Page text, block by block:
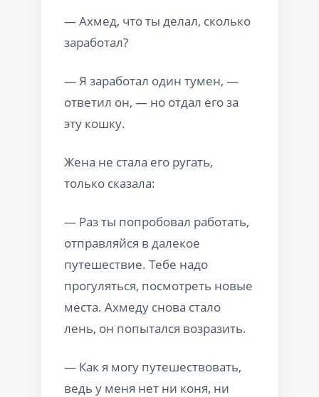
— Ахмед, что ты делал, сколько
заработал?
— Я заработал один тумен, —
ответил он, — но отдал его за
эту кошку.
Жена не стала его ругать,
только сказала:
— Раз ты попробовал работать,
отправляйся в далекое
путешествие. Тебе надо
прогуляться, посмотреть новые
места. Ахмеду снова стало
лень, он попытался возразить.
— Как я могу путешествовать,
ведь у меня нет ни коня, ни